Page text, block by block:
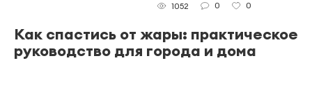
1052 0 0
Как спастись от жары: практическое
руководство для города и дома